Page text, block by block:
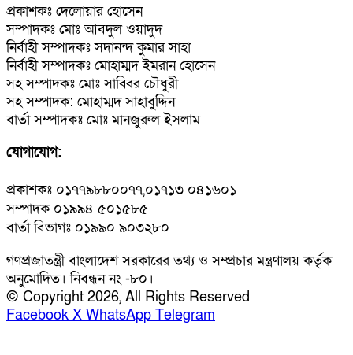
প্রকাশকঃ দেলোয়ার হোসেন
সম্পাদকঃ মোঃ আবদুল ওয়াদুদ
নির্বাহী সম্পাদকঃ সদানন্দ কুমার সাহা
নির্বাহী সম্পাদকঃ মোহাম্মদ ইমরান হোসেন
সহ সম্পাদকঃ মোঃ সাব্বির চৌধুরী
সহ সম্পাদক: মোহাম্মদ সাহাবুদ্দিন
বার্তা সম্পাদকঃ মোঃ মানজুরুল ইসলাম
যোগাযোগ:
প্রকাশকঃ ০১৭৭৯৮৮০০৭৭,০১৭১৩ ০৪১৬০১
সম্পাদক ০১৯৯৪ ৫০১৫৮৫
বার্তা বিভাগঃ ০১৯৯০ ৯০৩২৮০
গণপ্রজাতন্ত্রী বাংলাদেশ সরকারের তথ্য ও সম্প্রচার মন্ত্রণালয় কর্তৃক
অনুমোদিত। নিবন্ধন নং -৮০।
© Copyright 2026, All Rights Reserved
Facebook X WhatsApp Telegram